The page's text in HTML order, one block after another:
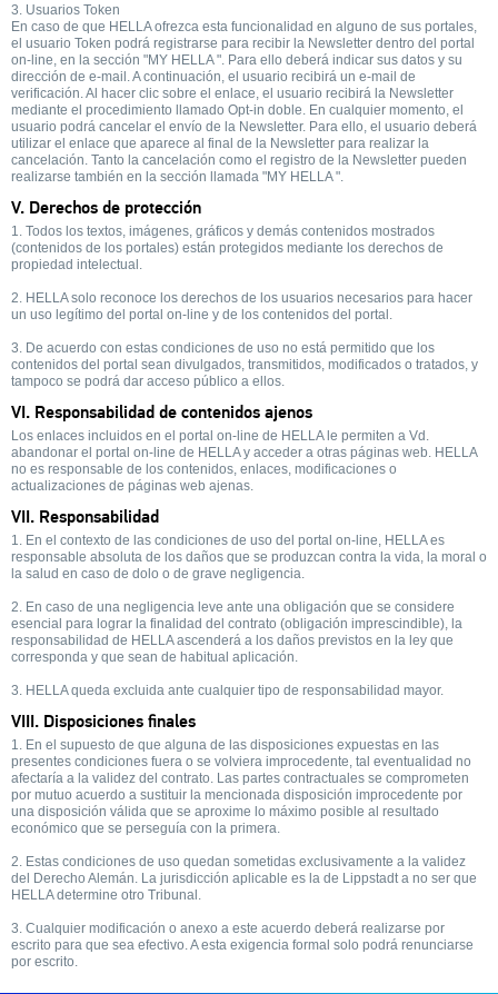
3. Usuarios Token
En caso de que HELLA ofrezca esta funcionalidad en alguno de sus portales,
el usuario Token podrá registrarse para recibir la Newsletter dentro del portal
on-line, en la sección "MY HELLA ". Para ello deberá indicar sus datos y su
dirección de e-mail. A continuación, el usuario recibirá un e-mail de
verificación. Al hacer clic sobre el enlace, el usuario recibirá la Newsletter
mediante el procedimiento llamado Opt-in doble. En cualquier momento, el
usuario podrá cancelar el envío de la Newsletter. Para ello, el usuario deberá
utilizar el enlace que aparece al final de la Newsletter para realizar la
cancelación. Tanto la cancelación como el registro de la Newsletter pueden
realizarse también en la sección llamada "MY HELLA ".
V. Derechos de protección
1. Todos los textos, imágenes, gráficos y demás contenidos mostrados
(contenidos de los portales) están protegidos mediante los derechos de
propiedad intelectual.
2. HELLA solo reconoce los derechos de los usuarios necesarios para hacer
un uso legítimo del portal on-line y de los contenidos del portal.
3. De acuerdo con estas condiciones de uso no está permitido que los
contenidos del portal sean divulgados, transmitidos, modificados o tratados, y
tampoco se podrá dar acceso público a ellos.
VI. Responsabilidad de contenidos ajenos
Los enlaces incluidos en el portal on-line de HELLA le permiten a Vd.
abandonar el portal on-line de HELLA y acceder a otras páginas web. HELLA
no es responsable de los contenidos, enlaces, modificaciones o
actualizaciones de páginas web ajenas.
VII. Responsabilidad
1. En el contexto de las condiciones de uso del portal on-line, HELLA es
responsable absoluta de los daños que se produzcan contra la vida, la moral o
la salud en caso de dolo o de grave negligencia.
2. En caso de una negligencia leve ante una obligación que se considere
esencial para lograr la finalidad del contrato (obligación imprescindible), la
responsabilidad de HELLA ascenderá a los daños previstos en la ley que
corresponda y que sean de habitual aplicación.
3. HELLA queda excluida ante cualquier tipo de responsabilidad mayor.
VIII. Disposiciones finales
1. En el supuesto de que alguna de las disposiciones expuestas en las
presentes condiciones fuera o se volviera improcedente, tal eventualidad no
afectaría a la validez del contrato. Las partes contractuales se comprometen
por mutuo acuerdo a sustituir la mencionada disposición improcedente por
una disposición válida que se aproxime lo máximo posible al resultado
económico que se perseguía con la primera.
2. Estas condiciones de uso quedan sometidas exclusivamente a la validez
del Derecho Alemán. La jurisdicción aplicable es la de Lippstadt a no ser que
HELLA determine otro Tribunal.
3. Cualquier modificación o anexo a este acuerdo deberá realizarse por
escrito para que sea efectivo. A esta exigencia formal solo podrá renunciarse
por escrito.